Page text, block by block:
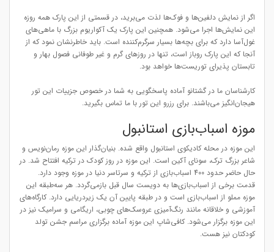
اگر از نمایش دلفین‌ها و فوک‌ها لذت می‌برید، در قسمتی از این پارک همه روزه
این نمایش‌ها اجرا می‌شود. همچنین این پارک یک آکواریوم بزرگ با ماهی‌های
غول‌آسا دارد که برای بچه‌ها بسیار سرگرم‌کننده است. باید خاطرنشان نمود که از
آنجا که این پارک روباز است، تنها در روزهای گرم و غیر طوفانی فصول بهار و
تابستان پذیرای توریست‌ها خواهد بود.
کارشناسان ما در گشتانو آماده پاسخگویی به شما در خصوص جزییات این تور
هیجان‌انگیز می‌باشند. برای رزرو این تور با ما تماس بگیرید.
موزه اسباب‌بازی استانبول
این موزه در محله کادیکوی استانبول واقع شده. بنیان‌گذار این موزه رمان‌نویس و
شاعر بزرگ ترک، سونای آکین است. این موزه در روز کودک در ترکیه افتتاح شد. در
حال حاضر حدود 400 اسباب‌بازی از ترکیه و سرتاسر دنیا در موزه وجود دارد.
قدمت برخی از اسباب‌بازی‌ها به دویست سال قبل بازمی‌گردد. هر سه‌طبقه این
موزه مملو از اسباب‌بازی است و در طبقه پایین آن یک زیردریایی دارد. کارگاه‌های
آموزشی و خلاقانه مانند رنگ‌آمیزی عروسک‌های چوبی، اریگامی و سرامیک نیز در
این موزه برگزار می‌شود. کافی‌شاپ این موزه آماده برگزاری مراسم جشن تولد
کودکتان نیز هست.